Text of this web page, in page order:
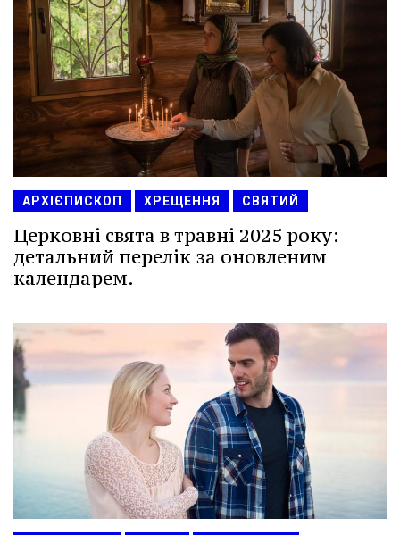
АРХІЄПИСКОП ХРЕЩЕННЯ СВЯТИЙ
Церковні свята в травні 2025 року:
детальний перелік за оновленим
календарем.